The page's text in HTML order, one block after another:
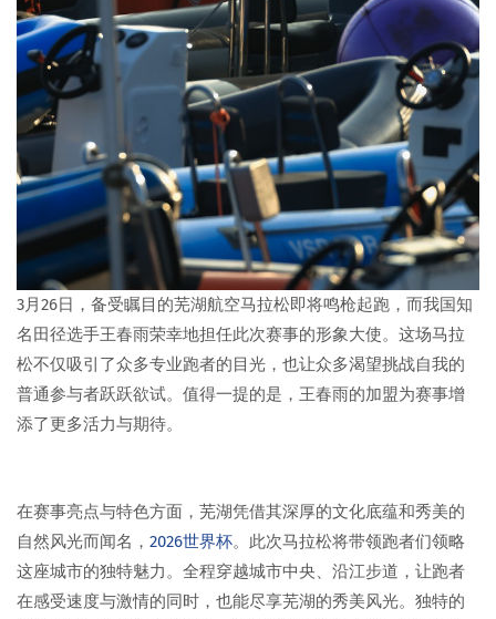
3月26日，备受瞩目的芜湖航空马拉松即将鸣枪起跑，而我国知
名田径选手王春雨荣幸地担任此次赛事的形象大使。这场马拉
松不仅吸引了众多专业跑者的目光，也让众多渴望挑战自我的
普通参与者跃跃欲试。值得一提的是，王春雨的加盟为赛事增
添了更多活力与期待。
在赛事亮点与特色方面，芜湖凭借其深厚的文化底蕴和秀美的
自然风光而闻名， 2026世界杯。此次马拉松将带领跑者们领略
这座城市的独特魅力。全程穿越城市中央、沿江步道，让跑者
在感受速度与激情的同时，也能尽享芜湖的秀美风光。独特的